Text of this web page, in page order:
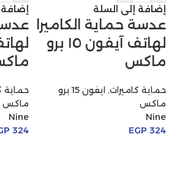
إضافة إلى السلة
عدسة حماية الكاميرا
لهاتف آيفون ١٥ برو
ماكس
حماية كاميرات,
ايفون 15 برو
ماكس
Nine
EGP 324
حماية
ماكس
Nine
324